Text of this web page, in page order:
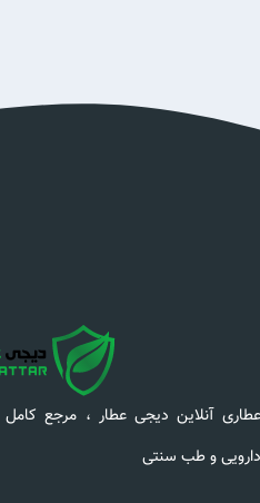
عطاری آنلاین دیجی عطار ، مرجع کامل
دارویی و طب سنتی